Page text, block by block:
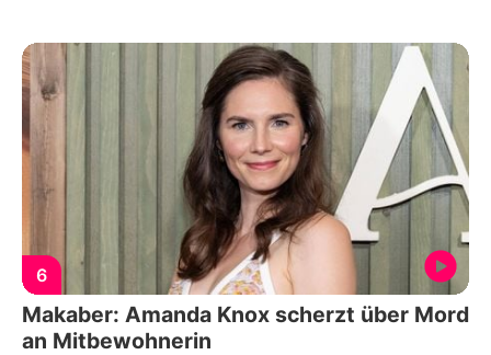
6
Makaber: Amanda Knox scherzt über Mord
an Mitbewohnerin